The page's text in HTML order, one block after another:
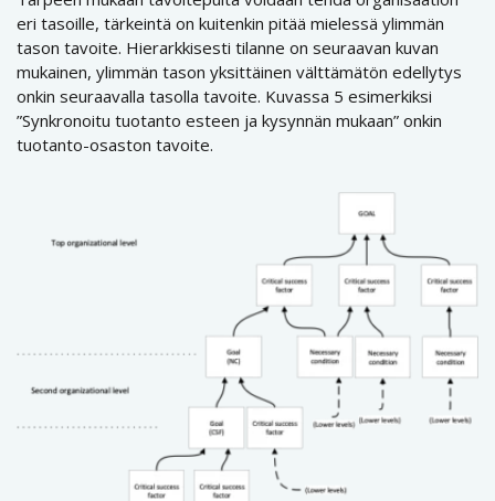
eri tasoille, tärkeintä on kuitenkin pitää mielessä ylimmän
tason tavoite. Hierarkkisesti tilanne on seuraavan kuvan
mukainen, ylimmän tason yksittäinen välttämätön edellytys
onkin seuraavalla tasolla tavoite. Kuvassa 5 esimerkiksi
”Synkronoitu tuotanto esteen ja kysynnän mukaan” onkin
tuotanto-osaston tavoite.